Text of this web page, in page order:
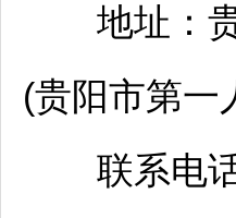
地址：
(贵阳市第一
联系电话